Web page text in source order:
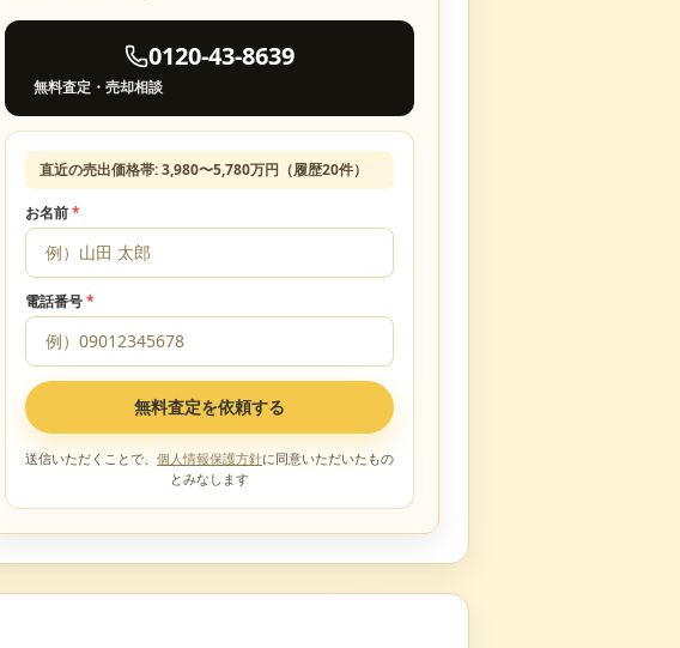
0120-43-8639
無料査定・売却相談
直近の売出価格帯:3,980〜5,780万円（履歴20件）
お名前*
電話番号*
無料査定を依頼する
送信いただくことで、 個人情報保護方針に同意いただいたもの
とみなします